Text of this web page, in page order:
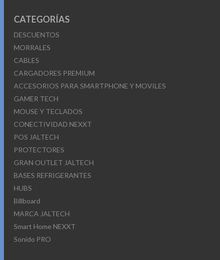
CATEGORÍAS
DESCUENTOS
MORRALES
CABLES
CARGADORES PREMIUM
ACCESORIOS PARA SMARTPHONE Y MOVILES
GAMER TECH
MOUSE Y TECLADOS
CONECTIVIDAD NEXXT
POS JALTECH
PROTECTORES
GRAN OUTLET JALTECH
BASES REFRIGERANTES
HUBS
Billboard
MARCA JALTECH
Smart Home NEXXT
Sonido PRO